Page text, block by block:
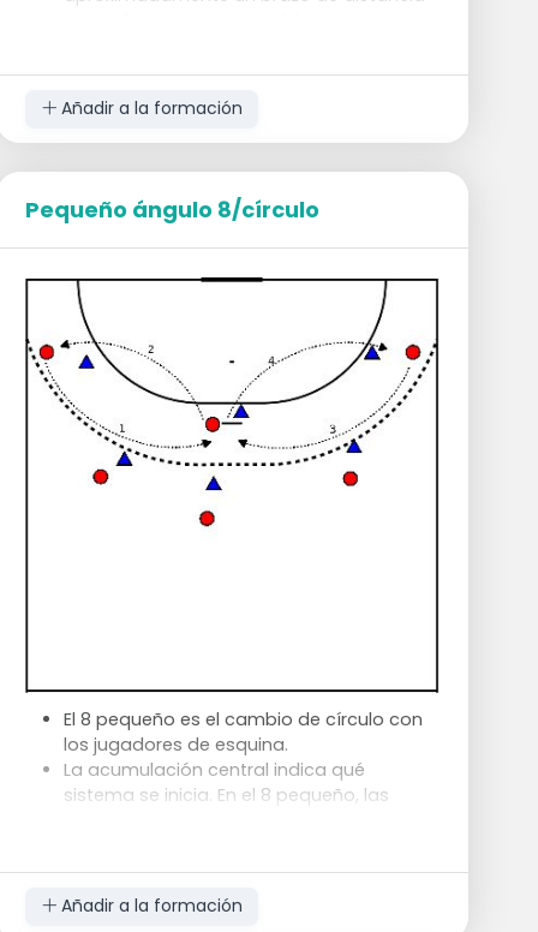
piernas del resto hacia el último jugador.
Luego, todos se acuestan boca abajo y el
último jugador salta con la pelota por
encima de todos.
Cuando el jugador llega al frente, todos
los jugadores se levantan de nuevo con
las piernas abiertas y el jugador rueda la
pelota hacia atrás.
Este ejercicio también se puede realizar en
forma de competencia con dos equipos.
¿Quién logra llevar a todos los jugadores
al frente más rápido?
Añadir a la formación
Pequeño ángulo 8/círculo
El 8 pequeño es el cambio de círculo con
los jugadores de esquina.
La acumulación central indica qué
sistema se inicia. En el 8 pequeño, las
hacia la posición del círculo (¡puede ser
con o sin balón!), el círculo corre hacia el
Añadir a la formación